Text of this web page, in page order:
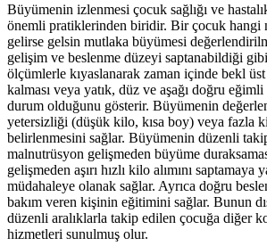
Büyümenin izlenmesi çocuk sağlığı ve
önemli pratiklerinden biridir. Bir çocuk hangi
gelirse gelsin mutlaka büyümesi
gelişim ve beslenme düzeyi saptanabildiği
ölçümlerle kıyaslanarak zaman içinde bekl üst
kalması veya yatık, düz ve aşağı doğru
durum olduğunu gösterir. Büyümenin
yetersizliği (düşük kilo, kısa boy) veya fazla
belirlenmesini sağlar. Büyümenin düzenli
malnutrüsyon gelişmeden büyüme
gelişmeden aşırı hızlı kilo alımını
müdahaleye olanak sağlar. Ayrıca doğru
bakım veren kişinin eğitimini sağlar. Bunun
düzenli aralıklarla takip edilen çocuğa diğer
hizmetleri sunulmuş olur.